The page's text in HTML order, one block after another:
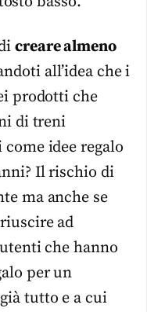
creare almeno
all’idea che i
prodotti che
di treni
idee regalo
Il rischio di
ma anche se
riuscire ad
che hanno
per un
tutto e a cui